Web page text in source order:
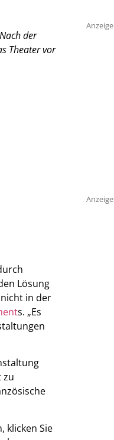
der
Theater vor
Lösung
in der
s. „Es
zu
klicken Sie
Anzeige
Anzeige